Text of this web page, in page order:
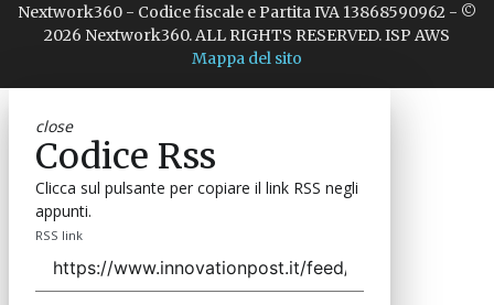
Nextwork360 - Codice fiscale e Partita IVA 13868590962 - ©
2026 Nextwork360. ALL RIGHTS RESERVED. ISP AWS
Mappa del sito
close
Codice Rss
Clicca sul pulsante per copiare il link RSS negli
appunti.
RSS link